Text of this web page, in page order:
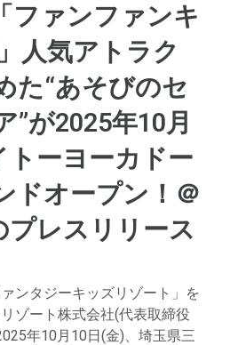
ファンファンキ
人気アトラク
た“あそびのセ
”が2025年10月
トーヨーカドー
ドオープン！​＠
プレスリリース
ンタジーキッズリゾート」を
ゾート株式会社(代表取締役
年10月10日(金)、埼玉県三